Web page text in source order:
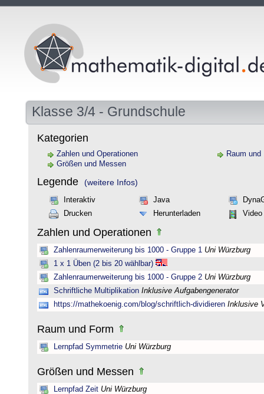
Klasse 3/4 - Grundschule
Kategorien
Zahlen und Operationen
Raum und
Größen und Messen
Legende (weitere Infos)
Interaktiv Java
Drucken
Herunterladen Video
Zahlen und Operationen
Zahlenraumerweiterung bis 1000 - Gruppe 1 Uni Würzburg
1 x 1 Üben (2 bis 20 wählbar)
Zahlenraumerweiterung bis 1000 - Gruppe 2 Uni Würzburg
Schriftliche Multiplikation Inklusive Aufgabengenerator
https://mathekoenig.com/blog/schriftlich-dividieren Inklusive
Raum und Form
Lernpfad Symmetrie Uni Würzburg
Größen und Messen
Lernpfad Zeit Uni Würzburg